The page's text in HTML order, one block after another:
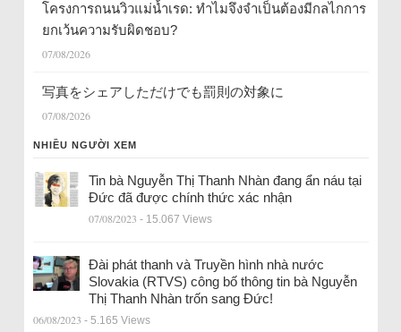
โครงการถนนวิวแม่น้ำเรด: ทำไมจึงจำเป็นต้องมีกลไกการ
ยกเว้นความรับผิดชอบ?
07/08/2026
写真をシェアしただけでも罰則の対象に
07/08/2026
NHIỀU NGƯỜI XEM
Tin bà Nguyễn Thị Thanh Nhàn đang ẩn náu tại
Đức đã được chính thức xác nhận
07/08/2023 - 15.067 Views
Đài phát thanh và Truyền hình nhà nước
Slovakia (RTVS) công bố thông tin bà Nguyễn
Thị Thanh Nhàn trốn sang Đức!
06/08/2023 - 5.165 Views